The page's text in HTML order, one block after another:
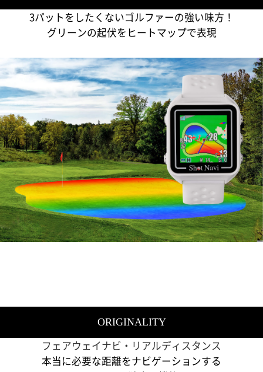
3パットをしたくないゴルファーの強い味方！
グリーンの起伏をヒートマップで表現
ORIGINALITY
フェアウェイナビ・リアルディスタンス
本当に必要な距離をナビゲーションする